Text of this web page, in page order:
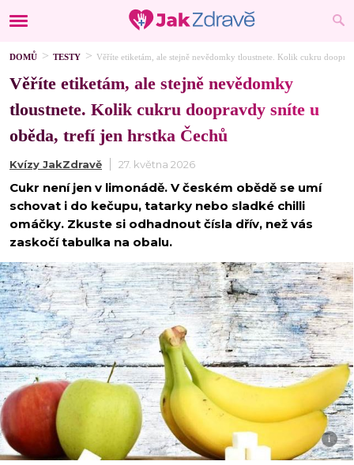
DOMŮ TESTY Věříte etiketám, ale stejně nevědomky tloustnete. Kolik cukru
Věříte etiketám, ale stejně nevědomky
tloustnete. Kolik cukru doopravdy sníte u
oběda, trefí jen hrstka Čechů
Kvízy JakZdravě 27. května 2026
Cukr není jen v limonádě. V českém obědě se umí
schovat i do kečupu, tatarky nebo sladké chilli
omáčky. Zkuste si odhadnout čísla dřív, než vás
zaskočí tabulka na obalu.
i